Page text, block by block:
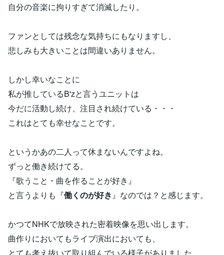
自分の音楽に拘りすぎて消滅したり。
ファンとしては残念な気持ちにもなりますし、
悲しみも大きいことは間違いありません。
しかし幸いなことに
私が推しているB'zと言うユニットは
今だに活動し続け、注目され続けている・・・
これはとても幸せなことです。
というかあの二人って休まないんですよね。
ずっと働き続けてる。
『歌うこと・曲を作ることが好き』
と言うよりも『働くのが好き』なのでは？と感じます。
かつてNHKで放映された密着映像を思い出します。
曲作りにおいてもライブ演出においても、
とても考え抜いて取り組んでいる様子がありました。